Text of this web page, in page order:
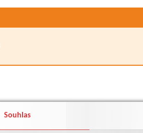
Souhlas